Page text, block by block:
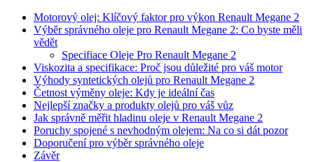
Motorový olej: Klíčový faktor pro výkon Renault Megane 2
Výběr správného oleje pro Renault Megane 2: Co byste měli
vědět
Specifiace Oleje Pro Renault Megane 2
Viskozita a specifikace: Proč jsou důležité pro váš motor
Výhody syntetických olejů pro Renault Megane 2
Četnost výměny oleje: Kdy je ideální čas
Nejlepší značky a produkty olejů pro váš vůz
Jak správně měřit hladinu oleje v Renault Megane 2
Poruchy spojené s nevhodným olejem: Na co si dát pozor
Doporučení pro výběr správného oleje
Závěr